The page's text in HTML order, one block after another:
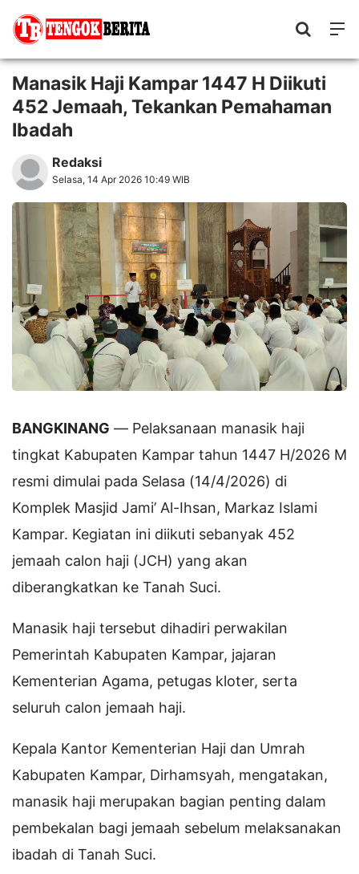
Manasik Haji Kampar 1447 H Diikuti
452 Jemaah, Tekankan Pemahaman
Ibadah
Redaksi
Selasa, 14 Apr 2026 10:49 WIB
BANGKINANG — Pelaksanaan manasik haji
tingkat Kabupaten Kampar tahun 1447 H/2026 M
resmi dimulai pada Selasa (14/4/2026) di
Komplek Masjid Jami’ Al-Ihsan, Markaz Islami
Kampar. Kegiatan ini diikuti sebanyak 452
jemaah calon haji (JCH) yang akan
diberangkatkan ke Tanah Suci.
Manasik haji tersebut dihadiri perwakilan
Pemerintah Kabupaten Kampar, jajaran
Kementerian Agama, petugas kloter, serta
seluruh calon jemaah haji.
Kepala Kantor Kementerian Haji dan Umrah
Kabupaten Kampar, Dirhamsyah, mengatakan,
manasik haji merupakan bagian penting dalam
pembekalan bagi jemaah sebelum melaksanakan
ibadah di Tanah Suci.